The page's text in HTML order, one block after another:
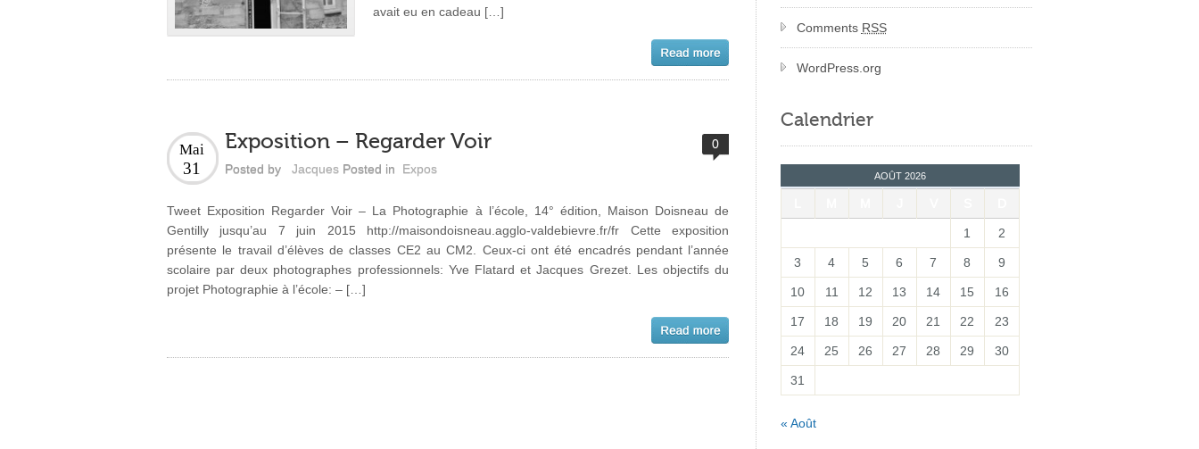
avait eu en cadeau […]
Exposition – Regarder Voir
Mai
31 Posted by Jacques Posted in Expos
0
Tweet Exposition Regarder Voir – La Photographie à l’école, 14° édition, Maison Doisneau de
Gentilly jusqu’au 7 juin 2015 http://maisondoisneau.agglo-valdebievre.fr/fr Cette exposition
présente le travail d’élèves de classes CE2 au CM2. Ceux-ci ont été encadrés pendant l’année
scolaire par deux photographes professionnels: Yve Flatard et Jacques Grezet. Les objectifs du
projet Photographie à l’école: – […]
Comments RSS
WordPress.org
Calendrier
AOÛT 2026
1 2
3 4 5 6 7 8 9
10 11 12 13 14 15 16
17 18 19 20 21 22 23
24 25 26 27 28 29 30
31
« Août